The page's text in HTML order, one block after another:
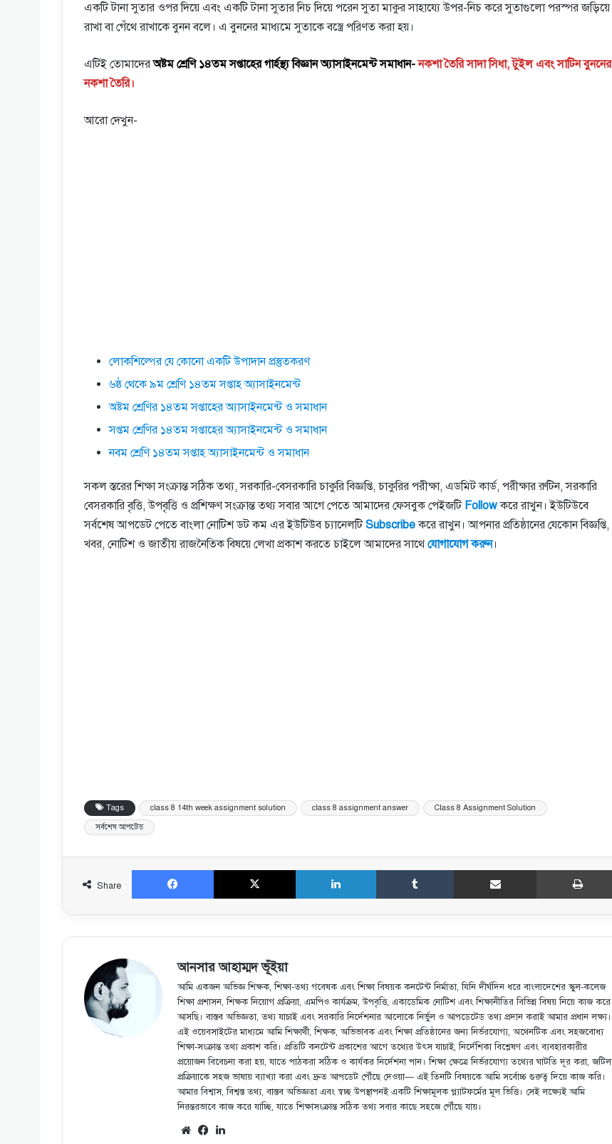
একটি টানা সুতার ওপর দিয়ে এবং একটি টানা সুতার নিচ দিয়ে পরেন সুতা মাকুর সাহায্যে উপর-নিচ করে সুতাগুলো পরস্পর জড়িয়ে
রাখা বা গেঁথে রাখাকে বুনন বলে। এ বুননের মাধ্যমে সুতাকে বস্ত্রে পরিণত করা হয়।
এটিই তোমাদেরঅষ্টম শ্রেণি ১৪তম সপ্তাহের গার্হস্থ্য বিজ্ঞান অ্যাসাইনমেন্ট সমাধান-নকশা তৈরি সাদা সিধা, টুইল এবং সাটিন বুননের
নকশা তৈরি।
আরো দেখুন-
লােকশিল্পের যে কোনাে একটি উপাদান প্রস্তুতকরণ
৬ষ্ঠ থেকে ৯ম শ্রেণি ১৪তম সপ্তাহ অ্যাসাইনমেন্ট
অষ্টম শ্রেণির ১৪তম সপ্তাহের অ্যাসাইনমেন্ট ও সমাধান
সপ্তম শ্রেণির ১৪তম সপ্তাহের অ্যাসাইনমেন্ট ও সমাধান
নবম শ্রেণি ১৪তম সপ্তাহ অ্যাসাইনমেন্ট ও সমাধান
সকল স্তরের শিক্ষা সংক্রান্ত সঠিক তথ্য, সরকারি-বেসরকারি চাকুরি বিজ্ঞপ্তি, চাকুরির পরীক্ষা, এডমিট কার্ড, পরীক্ষার রুটিন, সরকারি
বেসরকারি বৃত্তি, উপবৃত্তি ও প্রশিক্ষণ সংক্রান্ত তথ্য সবার আগে পেতে আমাদের ফেসবুক পেইজটি Followকরে রাখুন। ইউটিউবে
সর্বশেষ আপডেট পেতে বাংলা নোটিশ ডট কম এর ইউটিউব চ্যানেলটিSubscribeকরে রাখুন। আপনার প্রতিষ্ঠানের যেকোন বিজ্ঞপ্তি,
খবর, নোটিশ ও জাতীয় রাজনৈতিক বিষয়ে লেখা প্রকাশ করতে চাইলে আমাদের সাথে যোগাযোগ করুন।
Tags class 8 14th week assignment solution class 8 assignment answer Class 8 Assignment Solution
সর্বশেষ আপটেড
Share
Facebook X LinkedIn Tumblr Share via Email
আনসার আহাম্মদ ভূঁইয়া
আমি একজন অভিজ্ঞ শিক্ষক, শিক্ষা-তথ্য গবেষক এবং শিক্ষা বিষয়ক কনটেন্ট নির্মাতা, যিনি দীর্ঘদিন ধরে বাংলাদেশের স্কুল-কলেজ
শিক্ষা প্রশাসন, শিক্ষক নিয়োগ প্রক্রিয়া, এমপিও কার্যক্রম, উপবৃত্তি, একাডেমিক নোটিশ এবং শিক্ষানীতির বিভিন্ন বিষয় নিয়ে কাজ করে
আসছি। বাস্তব অভিজ্ঞতা, তথ্য যাচাই এবং সরকারি নির্দেশনার আলোকে নির্ভুল ও আপডেটেড তথ্য প্রদান করাই আমার প্রধান লক্ষ্য।
এই ওয়েবসাইটের মাধ্যমে আমি শিক্ষার্থী, শিক্ষক, অভিভাবক এবং শিক্ষা প্রতিষ্ঠানের জন্য নির্ভরযোগ্য, অথেনটিক এবং সহজবোধ্য
শিক্ষা-সংক্রান্ত তথ্য প্রকাশ করি। প্রতিটি কনটেন্ট প্রকাশের আগে তথ্যের উৎস যাচাই, নির্দেশিকা বিশ্লেষণ এবং ব্যবহারকারীর
প্রয়োজন বিবেচনা করা হয়, যাতে পাঠকরা সঠিক ও কার্যকর নির্দেশনা পান। শিক্ষা ক্ষেত্রে নির্ভরযোগ্য তথ্যের ঘাটতি দূর করা, জটিল
প্রক্রিয়াকে সহজ ভাষায় ব্যাখ্যা করা এবং দ্রুত আপডেট পৌঁছে দেওয়া— এই তিনটি বিষয়কে আমি সর্বোচ্চ গুরুত্ব দিয়ে কাজ করি।
আমার বিশ্বাস, বিশ্বস্ত তথ্য, বাস্তব অভিজ্ঞতা এবং স্বচ্ছ উপস্থাপনই একটি শিক্ষামূলক প্ল্যাটফর্মের মূল ভিত্তি। সেই লক্ষ্যেই আমি
নিরন্তরভাবে কাজ করে যাচ্ছি, যাতে শিক্ষাসংক্রান্ত সঠিক তথ্য সবার কাছে সহজে পৌঁছে যায়।
WebsiteFacebook
পরিবার ও সমাজে আমার ভূমিকা
A conversation with a doctor about
sickness
দ্রবণের আয়নিক গুণফল এবং দ্রাব্যতা গুণফলের